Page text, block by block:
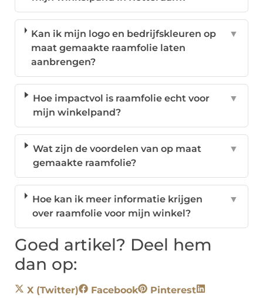
Kan ik mijn logo en bedrijfskleuren op
maat gemaakte raamfolie laten
aanbrengen?
▼
Hoe impactvol is raamfolie echt voor
mijn winkelpand?
▼
Wat zijn de voordelen van op maat
gemaakte raamfolie?
▼
Hoe kan ik meer informatie krijgen
over raamfolie voor mijn winkel?
▼
Goed artikel? Deel hem
dan op:
X (Twitter) Facebook
Pinterest